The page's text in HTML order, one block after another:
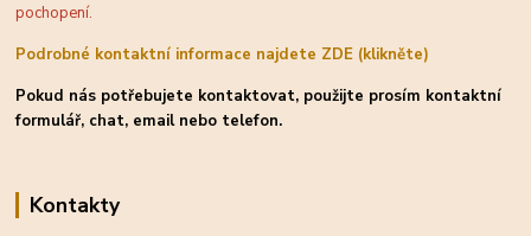
pochopení.
Podrobné kontaktní informace najdete ZDE (klikněte)
Pokud nás potřebujete kontaktovat, použijte prosím kontaktní
formulář, chat, email nebo telefon.
Kontakty